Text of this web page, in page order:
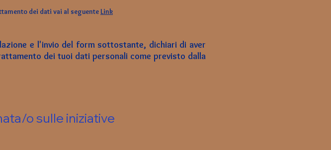
dei dati vai al seguente Link
e l'invio del form sottostante, dichiari di aver
dei tuoi dati personali come previsto dalla
o sulle iniziative